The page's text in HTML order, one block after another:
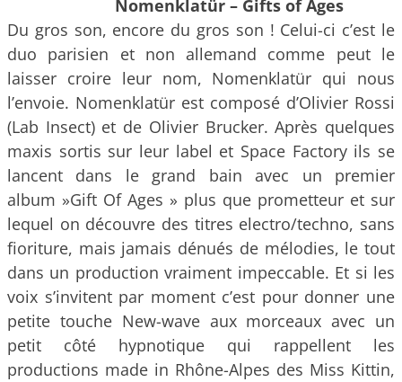
Nomenklatür – Gifts of Ages
Du gros son, encore du gros son ! Celui-ci c’est le
duo parisien et non allemand comme peut le
laisser croire leur nom, Nomenklatür qui nous
l’envoie. Nomenklatür est composé d’Olivier Rossi
(Lab Insect) et de Olivier Brucker. Après quelques
maxis sortis sur leur label et Space Factory ils se
lancent dans le grand bain avec un premier
album »Gift Of Ages » plus que prometteur et sur
lequel on découvre des titres electro/techno, sans
fioriture, mais jamais dénués de mélodies, le tout
dans un production vraiment impeccable. Et si les
voix s’invitent par moment c’est pour donner une
petite touche New-wave aux morceaux avec un
petit côté hypnotique qui rappellent les
productions made in Rhône-Alpes des Miss Kittin,